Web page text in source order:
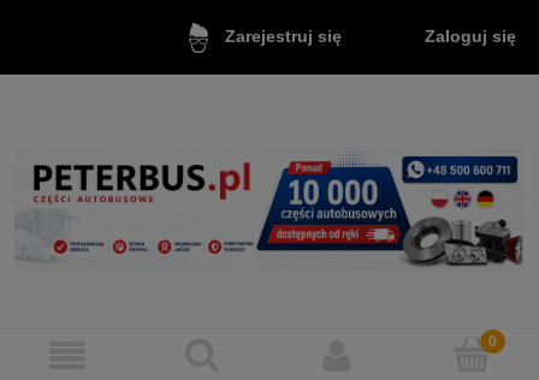
Zarejestruj się Zaloguj się